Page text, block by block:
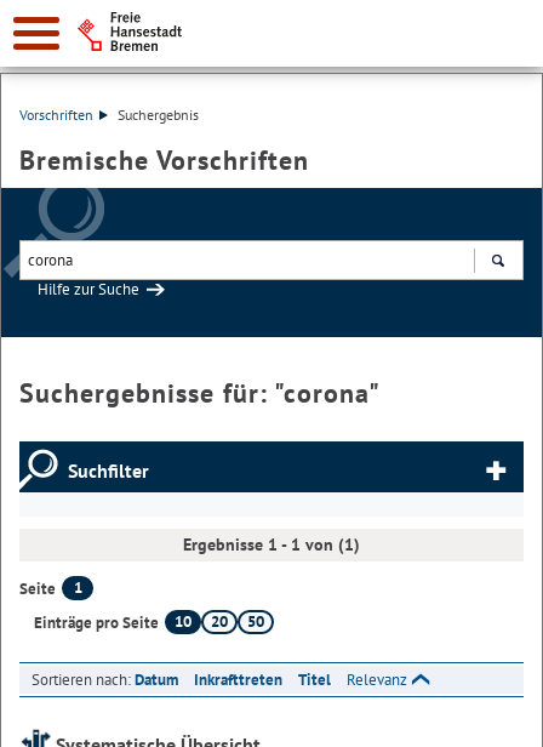
Vorschriften Suchergebnis
Bremische Vorschriften
Hilfe zur Suche
Suchergebnisse für: "corona"
Suchfilter
Ergebnisse 1 - 1 von (1)
Seite
1
Einträge pro Seite
10 20 50
Sortieren nach:Datum Inkrafttreten Titel Relevanz